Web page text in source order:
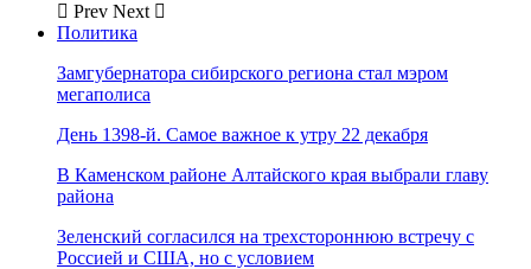
Prev Next
Политика
Замгубернатора сибирского региона стал мэром
мегаполиса
День 1398-й. Самое важное к утру 22 декабря
В Каменском районе Алтайского края выбрали главу
района
Зеленский согласился на трехстороннюю встречу с
Россией и США, но с условием